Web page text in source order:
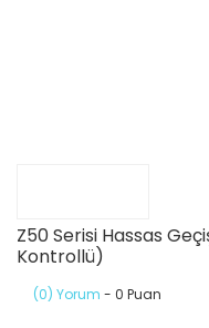
Z50 Serisi Hassas
Kontrollü)
(0) Yorum - 0 Puan